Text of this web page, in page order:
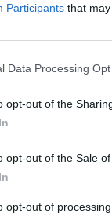
Participants that
Data Processing
opt-out of the
opt-out of the Sale
opt-out of
la
que vous avez
d’épaules et
: